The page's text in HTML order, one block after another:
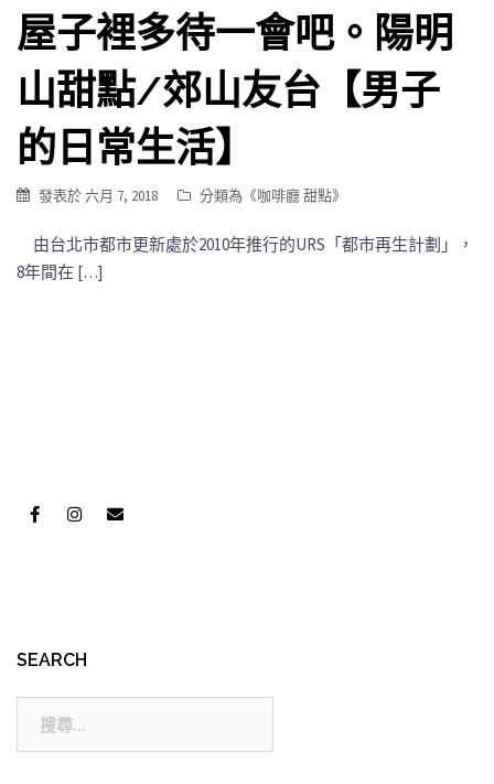
屋子裡多待一會吧。陽明
山甜點/郊山友台【男子
的日常生活】
發表於六月 7, 2018 分類為《咖啡廳 甜點》
由台北市都市更新處於2010年推行的URS「都市再生計劃」，
8年間在 […]
SEARCH